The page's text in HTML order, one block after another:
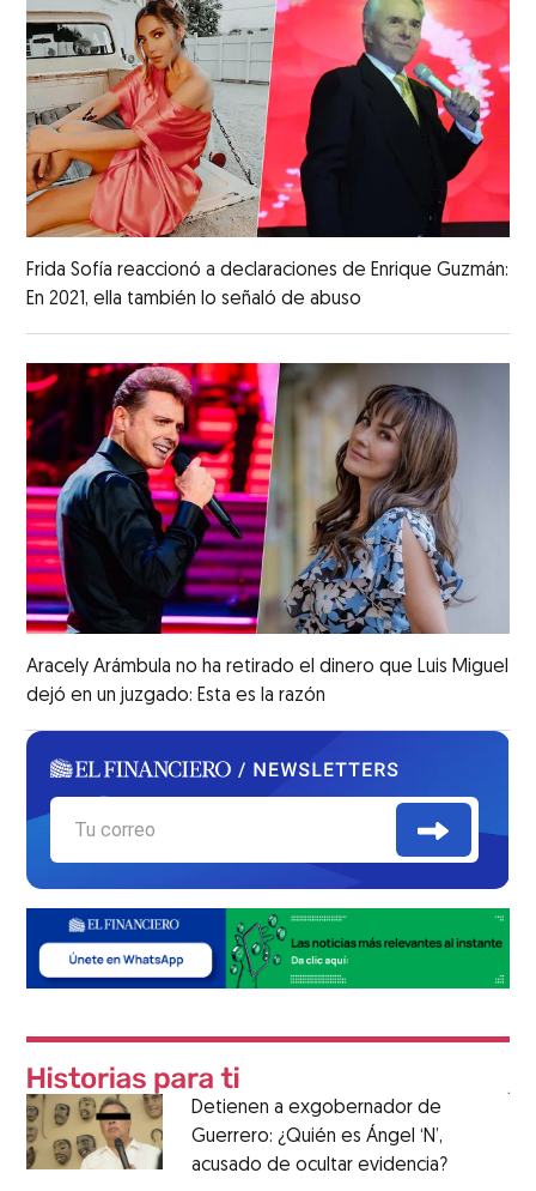
Frida Sofía reaccionó a declaraciones de Enrique Guzmán:
En 2021, ella también lo señaló de abuso
Aracely Arámbula no ha retirado el dinero que Luis Miguel
dejó en un juzgado: Esta es la razón
Detienen a exgobernador de
Guerrero: ¿Quién es Ángel ‘N’,
acusado de ocultar evidencia?